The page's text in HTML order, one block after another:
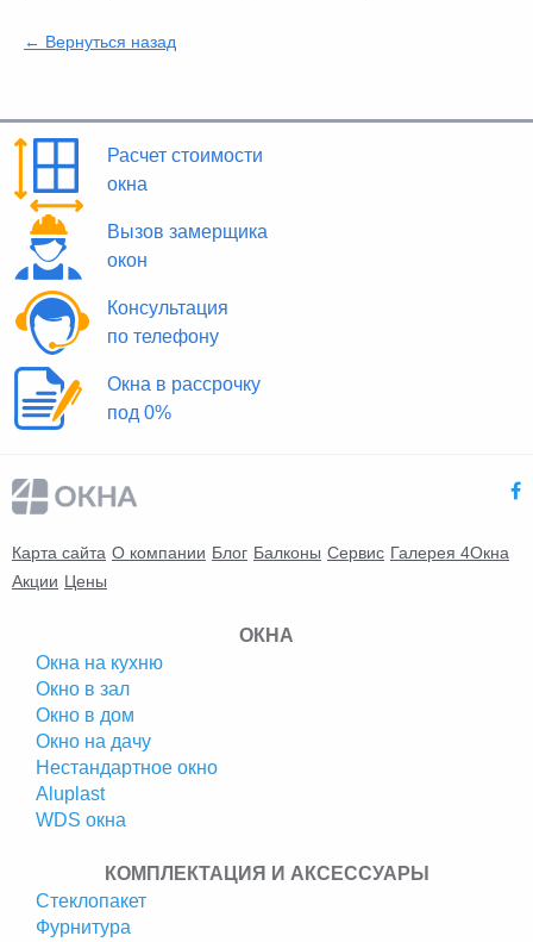
← Вернуться назад
Расчет стоимости
окна
Вызов замерщика
окон
Консультация
по телефону
Окна в рассрочку
под 0%
Карта сайта О компании Блог Балконы Сервис Галерея 4Окна
Акции Цены
ОКНА
Окна на кухню
Окно в зал
Окно в дом
Окно на дачу
Нестандартное окно
Аluplast
WDS окна
КОМПЛЕКТАЦИЯ И АКСЕССУАРЫ
Стеклопакет
Фурнитура